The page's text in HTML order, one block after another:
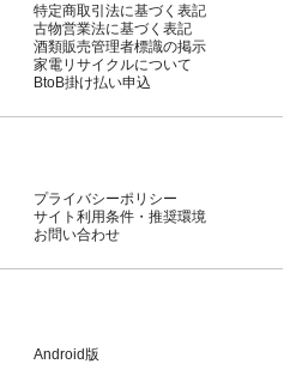
特定商取引法に基づく表記
古物営業法に基づく表記
酒類販売管理者標識の掲示
家電リサイクルについて
BtoB掛け払い申込
プライバシーポリシー
サイト利用条件・推奨環境
お問い合わせ
Android版